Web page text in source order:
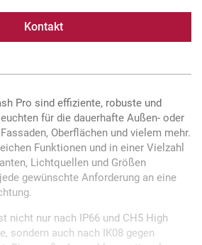
Kontakt
Pro sind effiziente, robuste und
für die dauerhafte Außen- oder
Oberflächen und vielem mehr.
Funktionen und in einer Vielzahl
Lichtquellen und Größen
gewünschte Anforderung an eine
nicht nur nach IP66 und CH5 High
sondern auch nach IK08 gegen